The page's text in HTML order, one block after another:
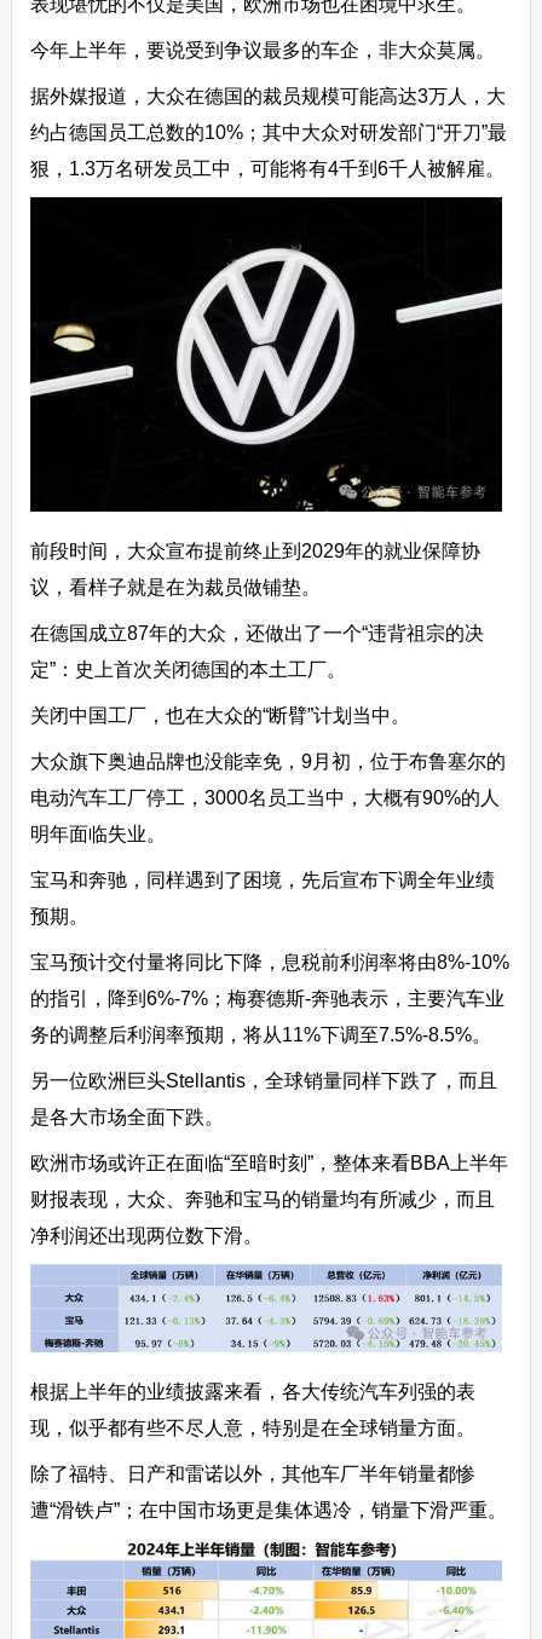
表现堪忧的不仅是美国，欧洲市场也在困境中求生。
今年上半年，要说受到争议最多的车企，非大众莫属。
据外媒报道，大众在德国的裁员规模可能高达3万人，大
约占德国员工总数的10%；其中大众对研发部门“开刀”最
狠，1.3万名研发员工中，可能将有4千到6千人被解雇。
前段时间，大众宣布提前终止到2029年的就业保障协
议，看样子就是在为裁员做铺垫。
在德国成立87年的大众，还做出了一个“违背祖宗的决
定”：史上首次关闭德国的本土工厂。
关闭中国工厂，也在大众的“断臂”计划当中。
大众旗下奥迪品牌也没能幸免，9月初，位于布鲁塞尔的
电动汽车工厂停工，3000名员工当中，大概有90%的人
明年面临失业。
宝马和奔驰，同样遇到了困境，先后宣布下调全年业绩
预期。
宝马预计交付量将同比下降，息税前利润率将由8%-10%
的指引，降到6%-7%；梅赛德斯-奔驰表示，主要汽车业
务的调整后利润率预期，将从11%下调至7.5%-8.5%。
另一位欧洲巨头Stellantis，全球销量同样下跌了，而且
是各大市场全面下跌。
欧洲市场或许正在面临“至暗时刻”，整体来看BBA上半年
财报表现，大众、奔驰和宝马的销量均有所减少，而且
净利润还出现两位数下滑。
根据上半年的业绩披露来看，各大传统汽车列强的表
现，似乎都有些不尽人意，特别是在全球销量方面。
除了福特、日产和雷诺以外，其他车厂半年销量都惨
遭“滑铁卢”；在中国市场更是集体遇冷，销量下滑严重。